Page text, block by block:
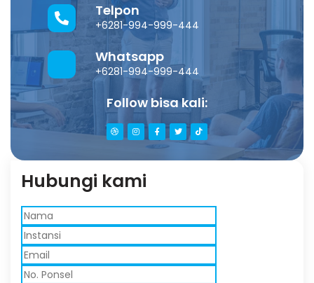
Telpon
+6281-994-999-444
Whatsapp
+6281-994-999-444
Follow bisa kali:
Hubungi kami